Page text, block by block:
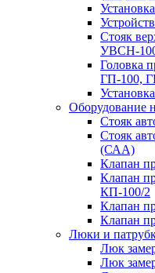
Стояк
УВСН-
Головка
ГП-100,
Оборудование
Стояк
Стояк
(САА)
Клапан
Клапан
КП-100/2
Клапан
Клапан
Люки и
Люк
Люк